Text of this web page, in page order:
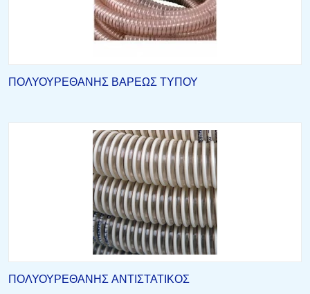
ΠΟΛΥΟΥΡΕΘΑΝΗΣ ΒΑΡΕΩΣ ΤΥΠΟΥ
ΠΟΛΥΟΥΡΕΘΑΝΗΣ ΑΝΤΙΣΤΑΤΙΚΟΣ